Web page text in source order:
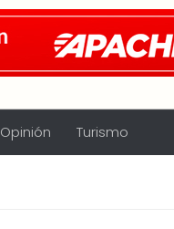
Opinión Turismo